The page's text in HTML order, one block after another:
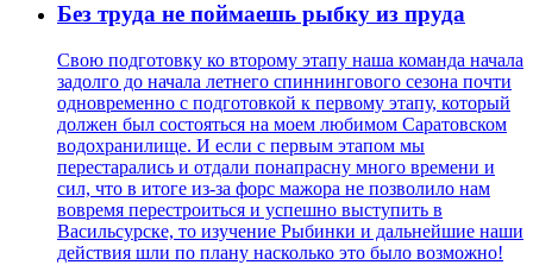
Без труда не поймаешь рыбку из пруда
Свою подготовку ко второму этапу наша команда начала
задолго до начала летнего спиннингового сезона почти
одновременно с подготовкой к первому этапу, который
должен был состояться на моем любимом Саратовском
водохранилище. И если с первым этапом мы
перестарались и отдали понапрасну много времени и
сил, что в итоге из-за форс мажора не позволило нам
вовремя перестроиться и успешно выступить в
Васильсурске, то изучение Рыбинки и дальнейшие наши
действия шли по плану насколько это было возможно!